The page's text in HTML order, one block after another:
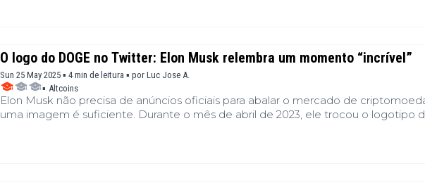
O logo do DOGE no Twitter: Elon Musk relembra um momento “incrível”
Sun 25 May 2025 ▪ 4 min de leitura ▪ por Luc Jose A.
▪ Altcoins
Elon Musk não precisa de anúncios oficiais para abalar o mercado de
uma imagem é suficiente. Durante o mês de abril de 2023, ele trocou o logotipo